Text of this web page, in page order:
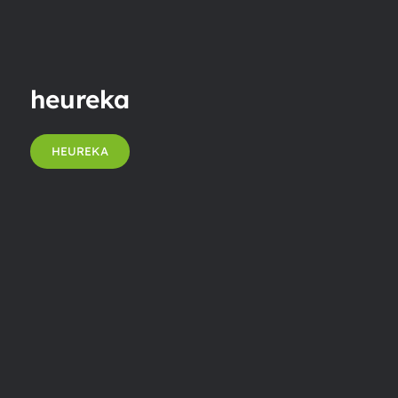
heureka
HEUREKA